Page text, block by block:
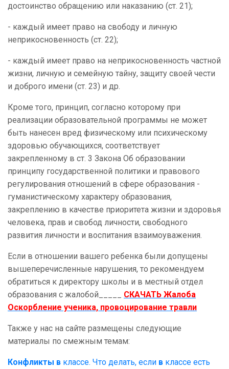
достоинство обращению или наказанию (ст. 21);
- каждый имеет право на свободу и личную
неприкосновенность (ст. 22);
- каждый имеет право на неприкосновенность частной
жизни, личную и семейную тайну, защиту своей чести
и доброго имени (ст. 23) и др.
Кроме того, принцип, согласно которому при
реализации образовательной программы не может
быть нанесен вред физическому или психическому
здоровью обучающихся, соответствует
закрепленному в ст. 3 Закона Об образовании
принципу государственной политики и правового
регулирования отношений в сфере образования -
гуманистическому характеру образования,
закреплению в качестве приоритета жизни и здоровья
человека, прав и свобод личности, свободного
развития личности и воспитания взаимоуважения.
Если в отношении вашего ребенка были допущены
вышеперечисленные нарушения, то рекомендуем
обратиться к директору школы и в местный отдел
образования с жалобой_____ СКАЧАТЬ Жалоба
Оскорбление ученика, провоцирование травли
Также у нас на сайте размещены следующие
материалы по смежным темам:
Конфликты в классе. Что делать, если в классе есть